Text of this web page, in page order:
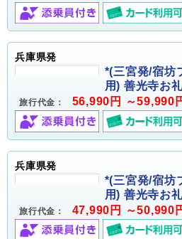
兵庫県発
*(三宮発/宿坊
用) 善光寺お
旅行代金： 56,990円 ～59,990
兵庫県発
*(三宮発/宿坊
用) 善光寺お
旅行代金： 47,990円 ～50,990